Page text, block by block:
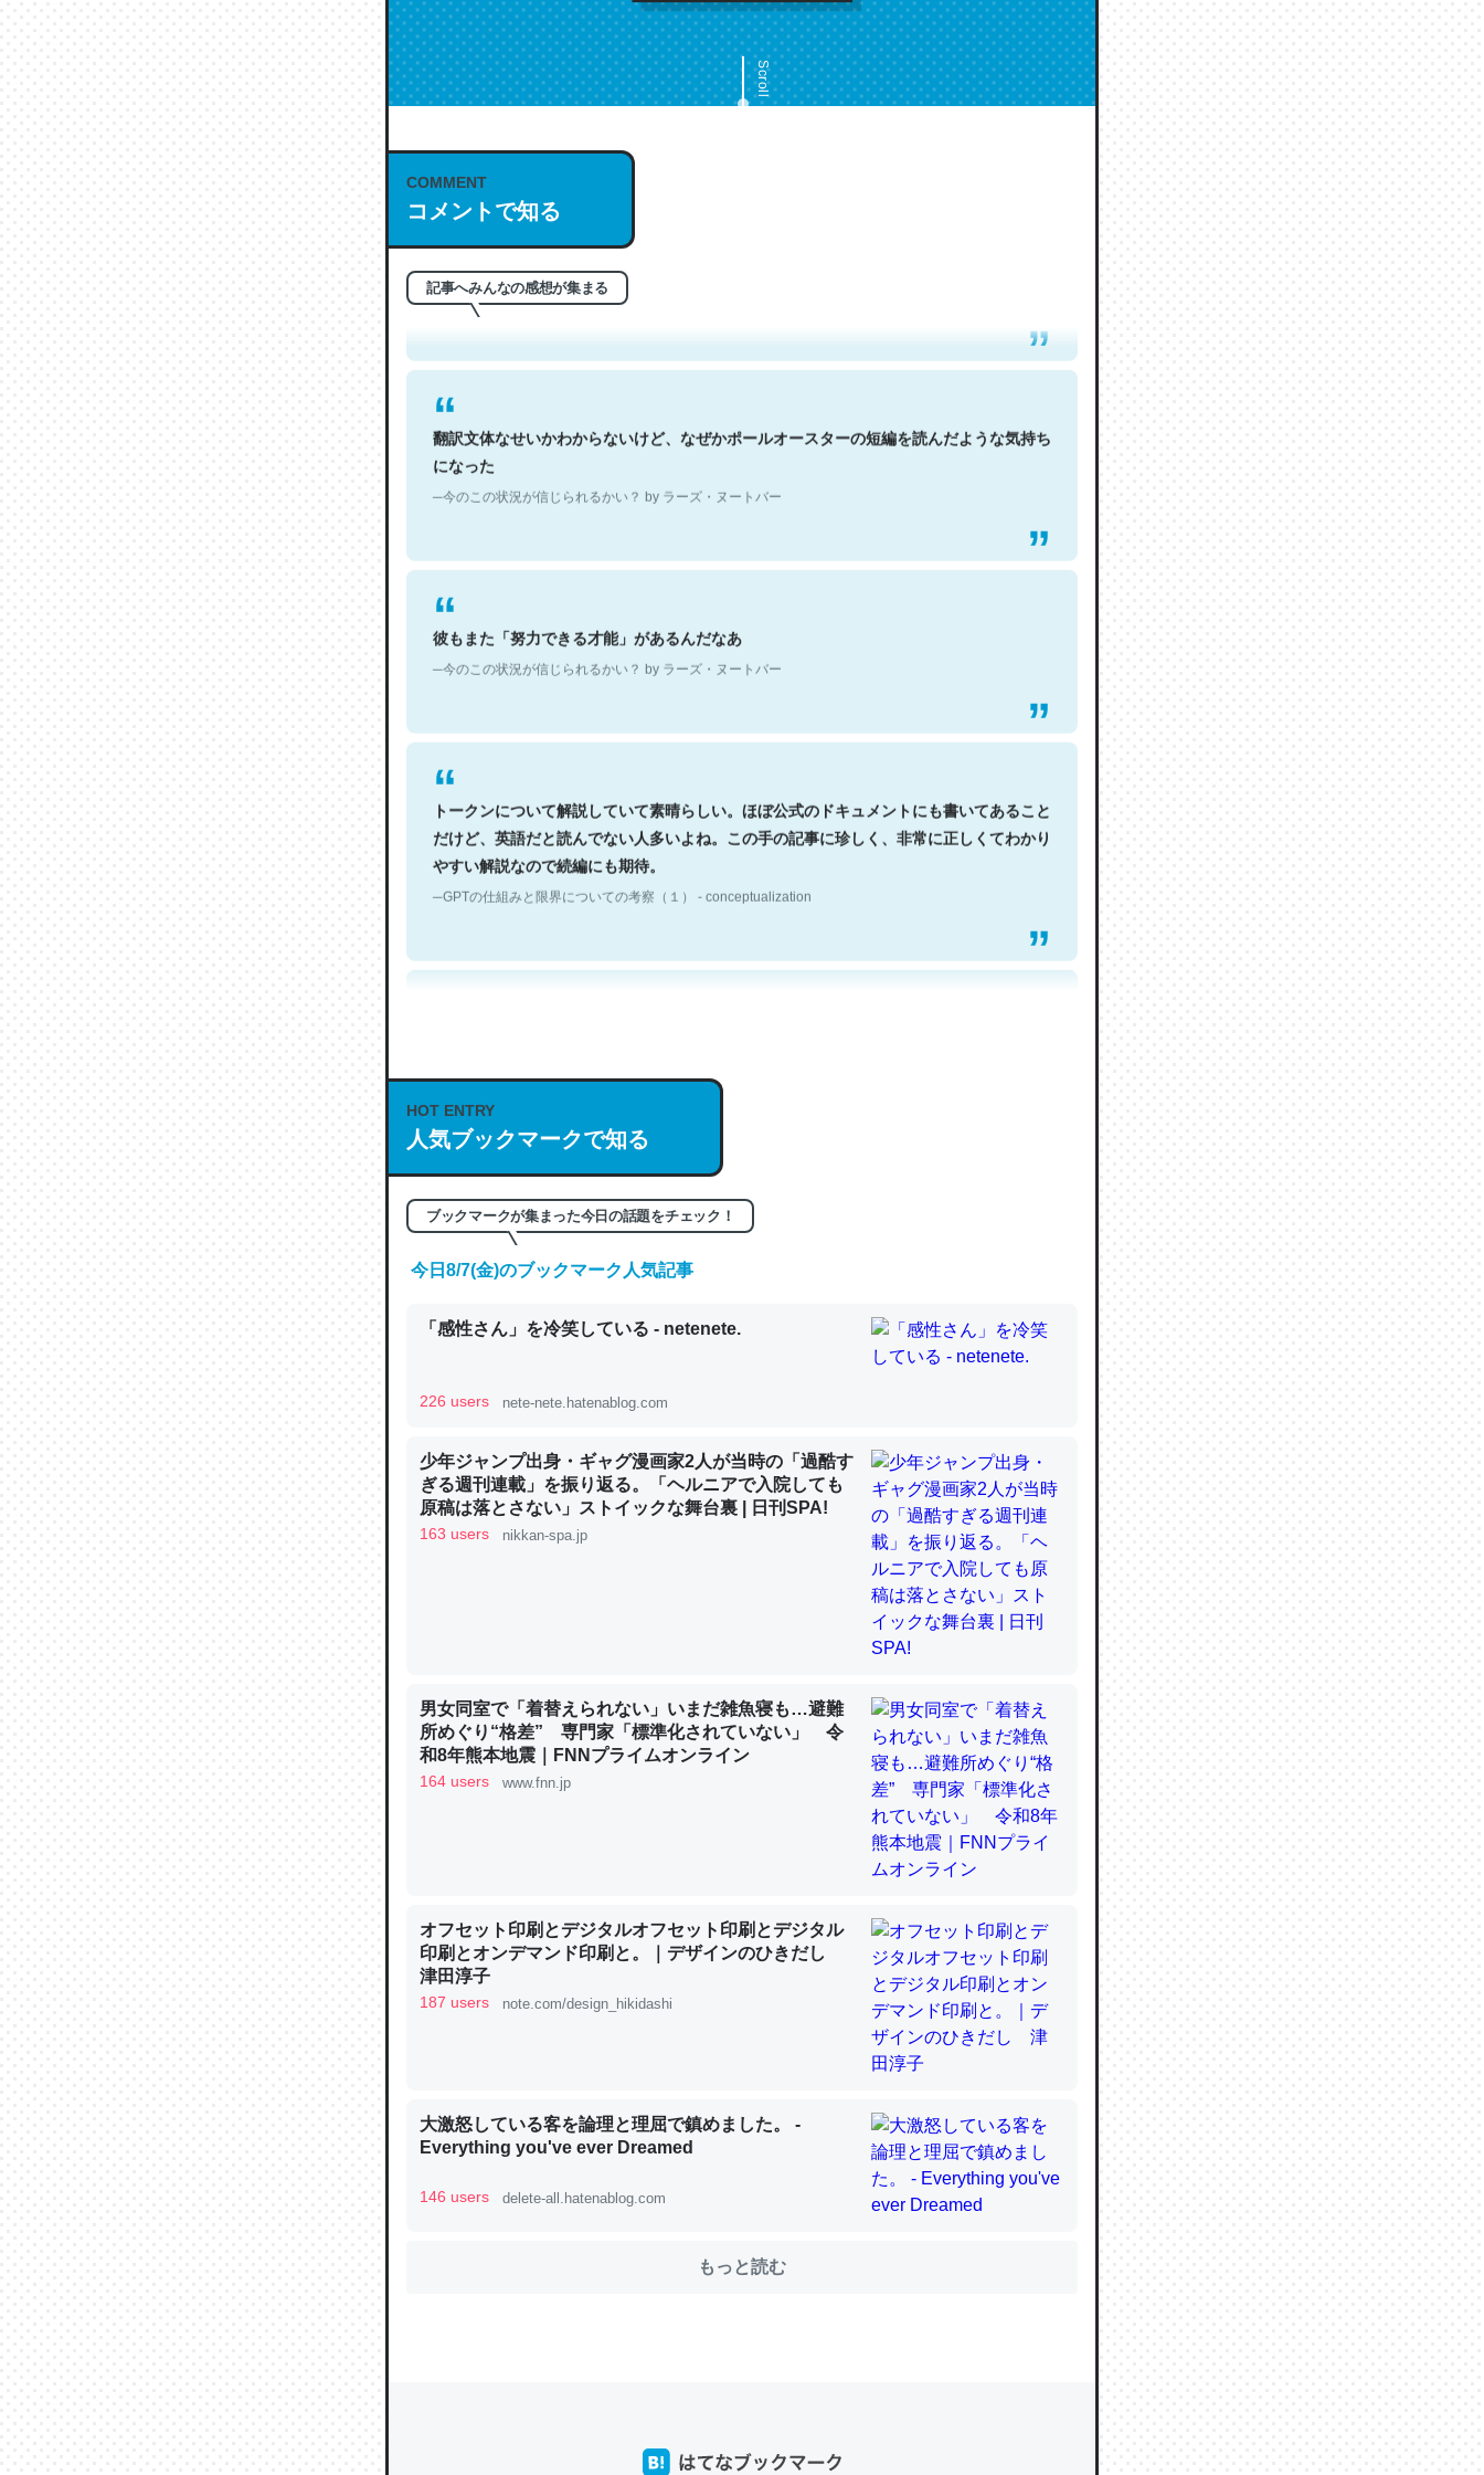
Scroll
COMMENT
コメントで知る
記事へみんなの感想が集まる
これは名文。彼はとてもクレバーなんだろうなと凄く思う。英語少しでも読める人は原文
もお勧め。自分はこの流れ好き。Let’s Fucking Go. Then Covid hit. Shit.
─今のこの状況が信じられるかい？ by ラーズ・ヌートバー
翻訳文体なせいかわからないけど、なぜかポールオースターの短編を読んだような気持ち
になった
─今のこの状況が信じられるかい？ by ラーズ・ヌートバー
彼もまた「努力できる才能」があるんだなあ
─今のこの状況が信じられるかい？ by ラーズ・ヌートバー
トークンについて解説していて素晴らしい。ほぼ公式のドキュメントにも書いてあること
だけど、英語だと読んでない人多いよね。この手の記事に珍しく、非常に正しくてわかり
やすい解説なので続編にも期待。
─GPTの仕組みと限界についての考察（１） - conceptualization
これは良記事。32768トークンだと英語小説100ページ分くらい。小説でいう「ずっと前
の伏線」は回収されないけど、短期記憶というには多い分量。進化すればするほど分かり
やすく強くなりそう
の600分の1程度。
─ニュース :: 【研究発表】昆虫学の大問題＝「昆虫はなぜ海にいないのか」に関する新仮説
論文では「淡水はカルシウムも酸素も不足してて両方に不利だから両方が拮抗してるので
チンを強化してる筈だが、酵素が違うのか？
─ニュース :: 【研究発表】昆虫学の大問題＝「昆虫はなぜ海にいないのか」に関する新仮説
これを元に考えるとカルシウムを大量に使う脊椎動物と貝類は苦労してるんだな…。腹足
─ニュース :: 【研究発表】昆虫学の大問題＝「昆虫はなぜ海にいないのか」に関する新仮説
ウチもEchoを実家に置いて４年。でたまに覗いてる。ぼちぼちRingも置こうかと画策
れ見て生きてるなって分かる。
─たまにLINEするくらいだった遠方の父67歳と僕。ITツール導入でコミュニケーションが劇的に変化し
HOT ENTRY
人気ブックマークで知る
ブックマークが集まった今日の話題をチェック！
今日8/7(金)のブックマーク人気記事
「感性さん」を冷笑している - netenete.
226 users nete-nete.hatenablog.com
少年ジャンプ出身・ギャグ漫画家2人が当時の「過酷す
ぎる週刊連載」を振り返る。「ヘルニアで入院しても
原稿は落とさない」ストイックな舞台裏 | 日刊SPA!
163 users nikkan-spa.jp
男女同室で「着替えられない」いまだ雑魚寝も…避難
所めぐり“格差” 専門家「標準化されていない」 令
和8年熊本地震｜FNNプライムオンライン
164 users www.fnn.jp
オフセット印刷とデジタルオフセット印刷とデジタル
印刷とオンデマンド印刷と。｜デザインのひきだし
津田淳子
187 users note.com/design_hikidashi
大激怒している客を論理と理屈で鎮めました。 -
Everything you've ever Dreamed
146 users delete-all.hatenablog.com
もっと読む